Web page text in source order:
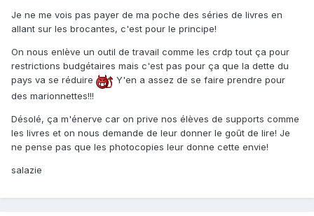
Je ne me vois pas payer de ma poche des séries de livres en
allant sur les brocantes, c'est pour le principe!
On nous enlève un outil de travail comme les crdp tout ça pour
restrictions budgétaires mais c'est pas pour ça que la dette du
pays va se réduire
Y'en a assez de se faire prendre pour
des marionnettes!!!
Désolé, ça m'énerve car on prive nos élèves de supports comme
les livres et on nous demande de leur donner le goût de lire! Je
ne pense pas que les photocopies leur donne cette envie!
salazie